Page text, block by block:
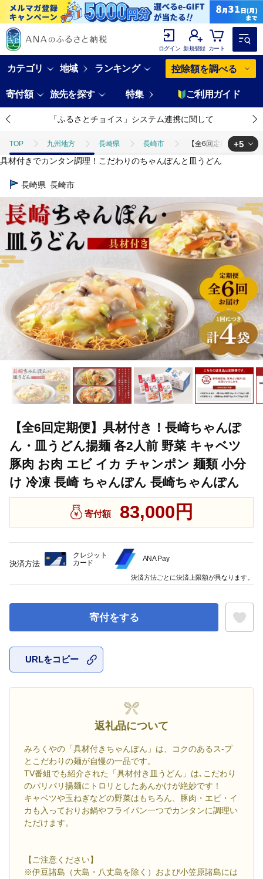
ログイン 新規登録 カート
カテゴリ 地域 ランキング 控除額を調べる
寄付額 旅先を探す 特集 ご利用ガイド
「ふるさとチョイス」システム連携に関して
TOP 九州地方 長崎県 長崎市 【全6回定期便】具材
TOP 定期便 【全6回定期便】具材付き！長崎ちゃんぽん・皿う
TOP 定期便
TOP 麺類 【全6回定期便】具材付き！長崎ちゃんぽん・皿うどん
TOP 麺類 【全6回定期便】具材付き！長崎ちゃん
TOP 【全6回定期便】具材付き！長崎ち
+5
具材付きでカンタン調理！こだわりのちゃんぽんと皿うどん
長崎県 長崎市
【全6回定期便】具材付き！長崎ちゃんぽ
ん・皿うどん揚麺 各2人前 野菜 キャベツ
豚肉 お肉 エビ イカ チャンポン 麺類 小分
け 冷凍 長崎 ちゃんぽん 長崎ちゃんぽん
寄付額 83,000円
寄付をする
URLをコピー
返礼品について
みろくやの「具材付きちゃんぽん」は、コクのあるス-プ
とこだわりの麺が自慢の一品です。
TV番組でも紹介された「具材付き皿うどん」は､こだわり
のパリパリ揚麺にトロリとしたあんかけが絶妙です！
キャベツや玉ねぎなどの野菜はもちろん、豚肉・エビ・イ
カも入っておりお鍋やフライパン一つでカンタンに調理い
ただけます。
【ご注意ください】
※伊豆諸島（大島・八丈島を除く）および小笠原諸島には
決済方法
クレジット
カード
ANA Pay
決済方法ごとに決済上限額が異なります。